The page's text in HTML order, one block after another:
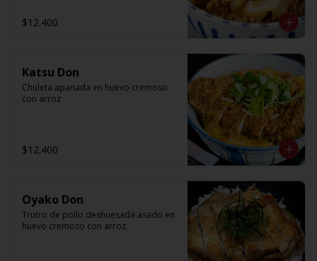
$12.400
Katsu Don
Chuleta apanada en huevo cremoso
con arroz
$12.400
Oyako Don
Trutro de pollo deshuesada asado en
huevo cremoso con arroz